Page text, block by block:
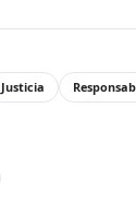
Justicia